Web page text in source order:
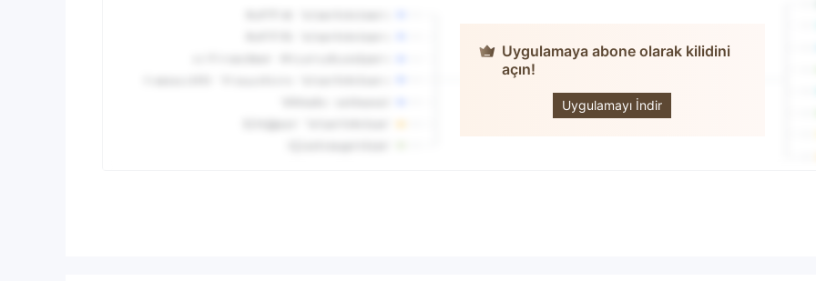
Uygulamaya abone olarak kilidini
açın!
Uygulamayı İndir
Market